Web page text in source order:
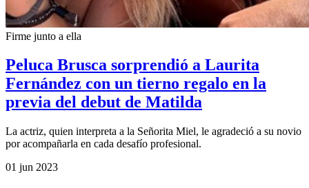
Firme junto a ella
Peluca Brusca sorprendió a Laurita
Fernández con un tierno regalo en la
previa del debut de Matilda
La actriz, quien interpreta a la Señorita Miel, le agradeció a su novio
por acompañarla en cada desafío profesional.
01 jun 2023